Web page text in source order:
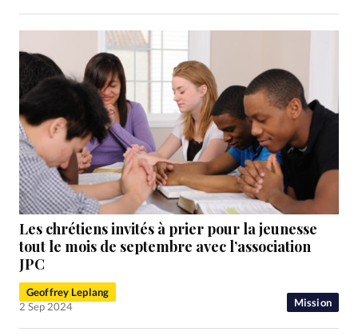
Société
Mission
Les chrétiens invités à prier pour la jeunesse
tout le mois de septembre avec l’association
JPC
Geoffrey Leplang
2 Sep 2024